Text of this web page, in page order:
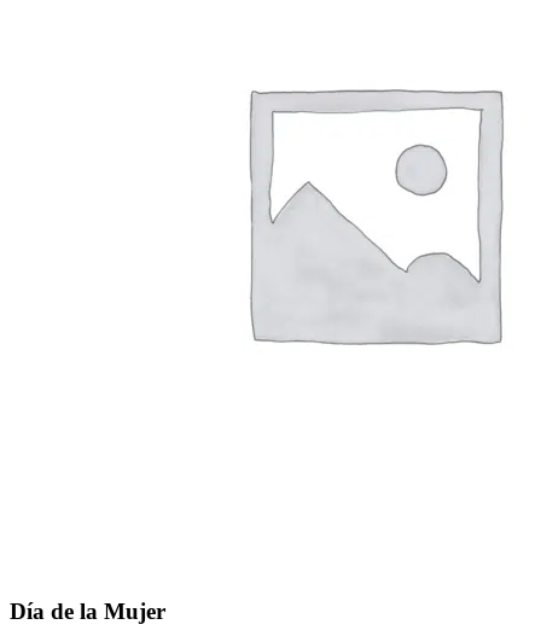
Día de la Mujer